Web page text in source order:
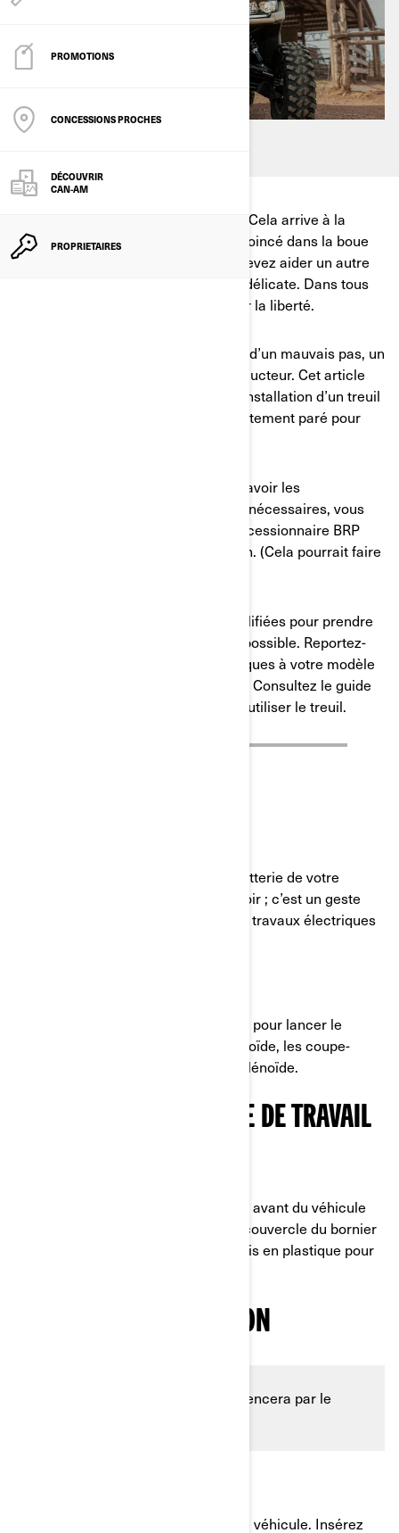
PROMOTIONS
CONCESSIONS PROCHES
DÉCOUVRIR
CAN-AM
PROPRIETAIRES
Le Off-Road peut se révéler boueux. Cela arrive à la
plupart des pilotes : le véhicule est coincé dans la boue
ou bloqué par un obstacle ou vous devez aider un autre
véhicule à s’extirper d’une situation délicate. Dans tous
les cas, un treuil est votre ticket pour la liberté.
Pour soulever un véhicule ou le tirer d’un mauvais pas, un
treuil est l’arme secrète de tout conducteur. Cet article
vous guidera à travers les étapes d’installation d’un treuil
sur un SSV Can-Am afin d’être parfaitement paré pour
Si vous avez l’impression de ne pas avoir les
connaissances ou les compétences nécessaires, vous
pouvez toujours contacter votre concessionnaire BRP
agréé pour qu’il effectue l’installation. (Cela pourrait faire
Les instructions suivantes sont simplifiées pour prendre
en compte autant de véhicules que possible. Reportez-
vous à la fiche d’instructions spécifiques à votre modèle
pour des instructions plus détaillées. Consultez le guide
de l’opérateur pour savoir comment utiliser le treuil.
Avant toute chose, débranchez la batterie de votre
véhicule en commençant par le fil noir ; c’est un geste
essentiel lorsque vous effectuez des travaux électriques
Pré-assemblez quelques pièces clés pour lancer le
processus. Commencez par le solénoïde, les coupe-
circuits et les barres de cuivre du solénoïde.
PRÉPARATION DU POSTE DE TRAVAIL
Ouvrez et retirez le capot d’entretien avant du véhicule
pour faciliter l’accès, puis retirez le couvercle du bornier
de jonction. Retirez les rivets et les vis en plastique pour
DÉBUT DE L’INSTALLATION
Cette partie du processus commencera par le
Installez le faisceau électrique sur le véhicule. Insérez